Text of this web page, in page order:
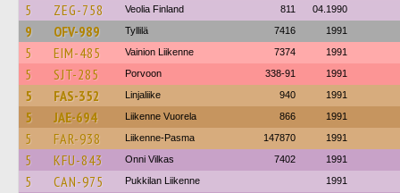
5 ZEG-758 Veolia Finland 811 04.1990
9 OFV-989 Tyllilä 7416 1991
5 EIM-485 Vainion Liikenne 7374 1991
5 SJT-285 Porvoon 338-91 1991
5 FAS-352 Linjaliike 940 1991
5 JAE-694 Liikenne Vuorela 866 1991
5 FAR-938 Liikenne-Pasma 147870 1991
5 KFU-843 Onni Vilkas 7402 1991
5 CAN-975 Pukkilan Liikenne 1991